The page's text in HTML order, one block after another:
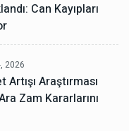
Can Kayıpları
2026
Araştırması
Zam Kararlarını